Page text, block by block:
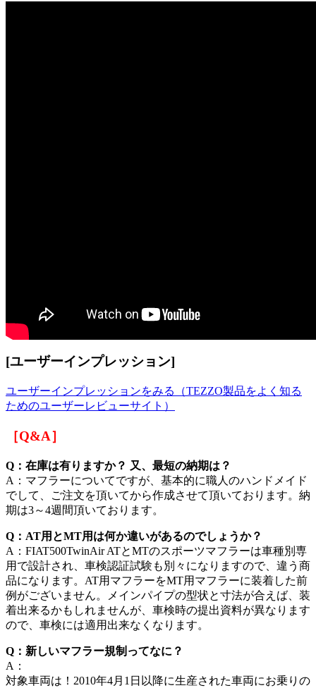
[ユーザーインプレッション]
ユーザーインプレッションをみる（TEZZO製品をよく知る
ためのユーザーレビューサイト）
［Q&A］
Q：在庫は有りますか？ 又、最短の納期は？
A：マフラーについてですが、基本的に職人のハンドメイド
でして、ご注文を頂いてから作成させて頂いております。納
期は3～4週間頂いております。
Q：AT用とMT用は何か違いがあるのでしょうか？
A：FIAT500TwinAir ATとMTのスポーツマフラーは車種別専
用で設計され、車検認証試験も別々になりますので、違う商
品になります。AT用マフラーをMT用マフラーに装着した前
例がございません。メインパイプの型状と寸法が合えば、装
着出来るかもしれませんが、車検時の提出資料が異なります
ので、車検には適用出来なくなります。
Q：新しいマフラー規制ってなに？
A：
対象車両は！2010年4月1日以降に生産された車両にお乗りの